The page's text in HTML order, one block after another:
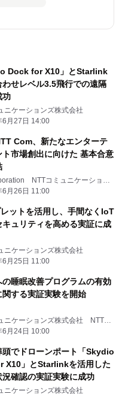
Dock for X10」とStarlink
わせレベル3.5飛行での遠隔
功
ニケーションズ株式会社
6月27日 14:00
Com、新たなエンターテ
ト市場創出に向けた 基本合意
NTTコミュニケーション
6月26日 11:00
ットを活用し、手間なくIoT
キュリティを高める実証に成
ニケーションズ株式会社
6月25日 11:00
の睡眠改善プログラムの有効
関する実証実験を開始
ニケーションズ株式会社 NTT
株式会社 みずほリサーチ＆テク
6月24日 10:00
頭でドローンポート「Skydio
X10」とStarlinkを活用した
況確認の実証実験に成功
ニケーションズ株式会社